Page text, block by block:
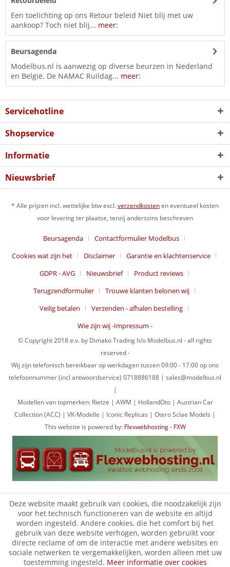
Een toelichting op ons Retour beleid Niet blij met uw
aankoop? Toch niet blij... meer:
Beursagenda
Modelbus.nl is aanwezig op diverse beurzen in Nederland
en België. De NAMAC Ruildag... meer:
Servicehotline
Shopservice
Informatie
Nieuwsbrief
* Alle prijzen incl. wettelijke btw excl.verzendkostenen eventueel kosten
voor levering ter plaatse, tenzij anderszins beschreven
Beursagenda
Contactformulier Modelbus
Cookies wat zijn het
Disclaimer
Garantie en klachtenservice
GDPR - AVG
Nieuwsbrief
Product reviews
Terugzendformulier
Trouwe klanten belonen wij
Veilig betalen
Verzenden - afhalen bestelling
Wie zijn wij -Impressum -
© Copyright 2018 e.v. by Dimako Trading h/o Modelbus.nl - all rights
reserved -
Wij zijn telefonisch bereikbaar op werkdagen tussen 09:00 - 17:00 op ons
telefoonnummer (incl antwoordservice) 0718886188 | sales@modelbus.nl
|
Modellen van topmerken: Rietze | AWM | HollandOto | Austrian Car
Collection (ACC) | VK-Modelle | Iconic Replicas | Otero Sclae Models |
This website is powered by: Flexwebhosting - FXW
Deze website maakt gebruik van cookies, die noodzakelijk zijn
voor het technisch functioneren van de website en altijd
worden ingesteld. Andere cookies, die het comfort bij het
gebruik van deze website verhogen, worden gebruikt voor
directe reclame of om de interactie met andere websites en
sociale netwerken te vergemakkelijken, worden alleen met uw
toestemming ingesteld. Meer informatie over cookies